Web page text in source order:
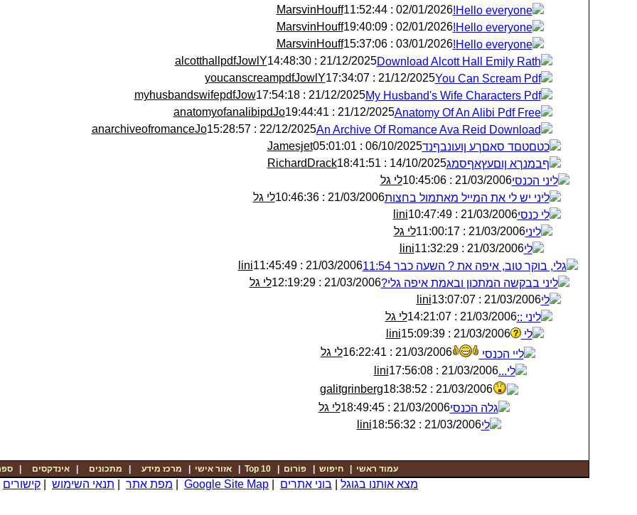
Hello everyone!
02/01/2026 : 11:52:44
MarsvinHouff
Hello everyone!
02/01/2026 : 19:40:09
MarsvinHouff
Hello everyone!
03/01/2026 : 15:37:06
MarsvinHouff
Download Alcott Hall Emily Rath
21/12/2025 : 14:48:30
alcotthallpdfJowlY
You Can Scream Pdf
21/12/2025 : 17:34:07
youcanscreampdfJowlY
My Husband's Wife Characters Pdf
21/12/2025 : 17:54:18
myhusbandswifepdfJow
Anatomy Of An Alibi Pdf Free
21/12/2025 : 19:44:41
anatomyofanalibipdJo
An Archive Of Romance Ava Reid Download
22/12/2025 : 15:28:57
anarchiveofromanceJo
ֺכטםטםד סאםךע ןועונבףנד06/10/2025 : 05:01:01
Jamesjet
ףבמנךא ןוםעץאףסמג14/10/2025 : 18:41:51
RichardDrack
ליני הכנסי21/03/2006 : 10:45:06
לי גל
ליני יש לי את המייל מאתמול בחצות21/03/2006 : 10:46:36
לי גל
לי כנסי21/03/2006 : 10:47:49
lini
ליני21/03/2006 : 11:00:17
לי גל
לי21/03/2006 : 11:32:29
lini
גלי, בוקר טוב, איפה את ? השעה כבר 11:54
21/03/2006 : 11:45:49
lini
ליני בבקשה המתכון ובאמת איפה גלי?21/03/2006 : 12:19:29
לי גל
לי21/03/2006 : 13:07:07
lini
ליני ::21/03/2006 : 14:21:07
לי גל
לי
21/03/2006 : 15:09:39
lini
ליי הכנסי
21/03/2006 : 16:22:41
לי גל
לי...21/03/2006 : 17:56:08
lini
21/03/2006 : 18:38:52
galitgrinberg
גלה הכנסי21/03/2006 : 18:49:45
לי גל
לי21/03/2006 : 18:56:32
lini
עמוד ראשי |חיפוש |פוֹרוּם |
Top 10
|אזור אישי מרכז מידע מתכונים |אינדקסים |
מצא אותנו בגוגל בוני אתרים Google Site Map מפת אתר תנאי השימוש קישורים